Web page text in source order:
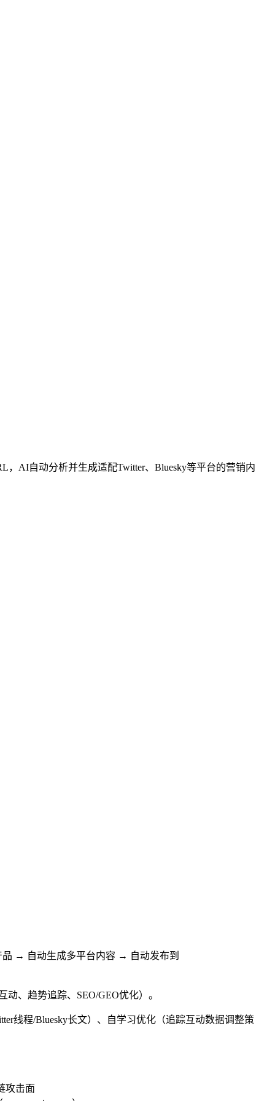
AI自动分析并生成适配Twitter、Bluesky等平台的营销内
→ 自动生成多平台内容 → 自动发布到
、趋势追踪、SEO/GEO优化）。
线程/Bluesky长文）、自学习优化（追踪互动数据调整策
攻击面